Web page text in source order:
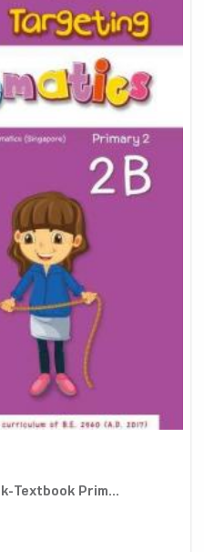
Textbook Prim...